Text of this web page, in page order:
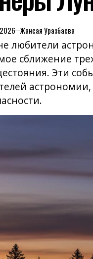
Жансая Уразбаева
любители
сближение
Эти